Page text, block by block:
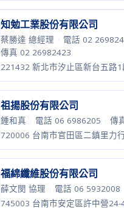
知勉工業股份有限公司
蔡勝達 總經理 · 電話 02
傳真 02 26982423
221432 新北市汐止區新台五路
祖揚股份有限公司
鍾和真 · 電話 06 6986205 · 傳
720006 台南市官田區二鎮里力
福綿纖維股份有限公司
薛文閔 協理 · 電話 06 5932008
745003 台南市安定區許中營24-